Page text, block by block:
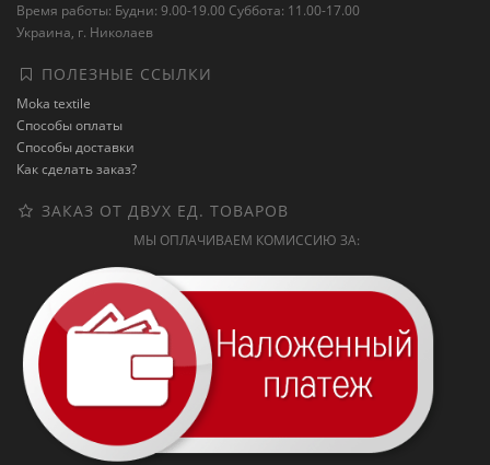
Время работы: Будни: 9.00-19.00 Суббота: 11.00-17.00
Украина, г. Николаев
ПОЛЕЗНЫЕ ССЫЛКИ
Moka textile
Способы оплаты
Способы доставки
Как сделать заказ?
ЗАКАЗ ОТ ДВУХ ЕД. ТОВАРОВ
МЫ ОПЛАЧИВАЕМ КОМИССИЮ ЗА: